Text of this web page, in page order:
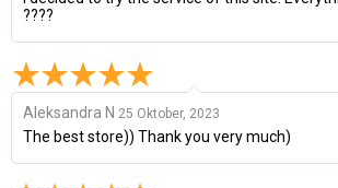
????
Aleksandra N 25 Oktober, 2023
The best store)) Thank you very much)